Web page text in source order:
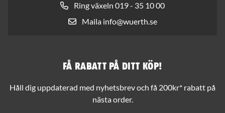
Ring växeln 019 - 35 10 00
Maila info@wuerth.se
Få rabatt på ditt köp!
Håll dig uppdaterad med nyhetsbrev och få 200kr* rabatt på
nästa order.